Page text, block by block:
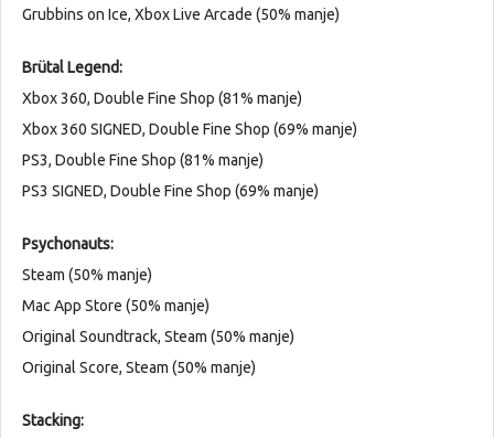
Grubbins on Ice, Xbox Live Arcade (50% manje)
Brütal Legend:
Xbox 360, Double Fine Shop (81% manje)
Xbox 360 SIGNED, Double Fine Shop (69% manje)
PS3, Double Fine Shop (81% manje)
PS3 SIGNED, Double Fine Shop (69% manje)
Psychonauts:
Steam (50% manje)
Mac App Store (50% manje)
Original Soundtrack, Steam (50% manje)
Original Score, Steam (50% manje)
Stacking: